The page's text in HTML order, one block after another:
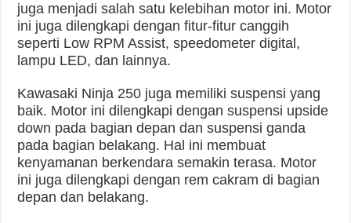
juga menjadi salah satu kelebihan motor ini. Motor
ini juga dilengkapi dengan fitur-fitur canggih
seperti Low RPM Assist, speedometer digital,
lampu LED, dan lainnya.
Kawasaki Ninja 250 juga memiliki suspensi yang
baik. Motor ini dilengkapi dengan suspensi upside
down pada bagian depan dan suspensi ganda
pada bagian belakang. Hal ini membuat
kenyamanan berkendara semakin terasa. Motor
ini juga dilengkapi dengan rem cakram di bagian
depan dan belakang.